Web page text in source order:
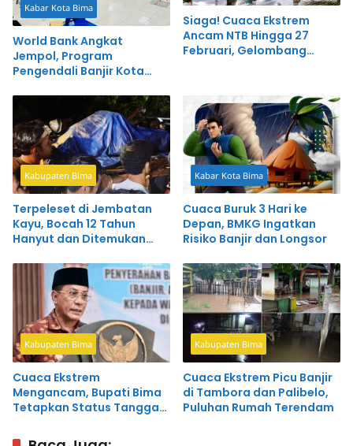
Kabar Kota Bima
World Bank Angkat
Jempol, Program
Pengendali Banjir Kota
Siaga! Cuaca Ekstrem
Ancam NTB Hingga 27
Februari, Gelombang
Kabupaten Bima
Terpeleset di Jembatan
Kayu, Bocah 12 Tahun
Hanyut dan Ditemukan
Kabar Kota Bima
Cuaca Buruk 3 Hari ke
Depan, BMKG Ingatkan
Risiko Banjir dan Longsor
Kabupaten Bima
Cuaca Ekstrem
Mengancam, Bupati Bima
Tetapkan Status Tanggap
Kabupaten Bima
Cuaca Ekstrem Picu Banjir
di Tambora dan Palibelo,
Puluhan Rumah Terendam